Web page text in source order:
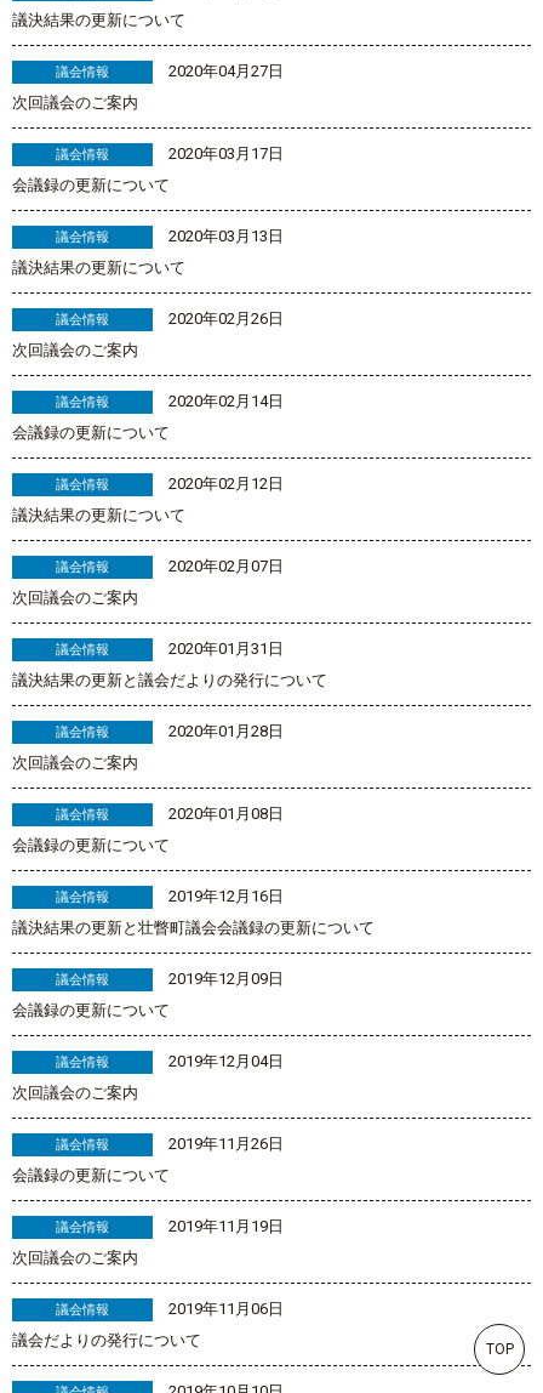
議決結果の更新について
議会情報
2020年04月27日
次回議会のご案内
議会情報
2020年03月17日
会議録の更新について
議会情報
2020年03月13日
議決結果の更新について
議会情報
2020年02月26日
次回議会のご案内
議会情報
2020年02月14日
会議録の更新について
議会情報
2020年02月12日
議決結果の更新について
議会情報
2020年02月07日
次回議会のご案内
議会情報
2020年01月31日
議決結果の更新と議会だよりの発行について
議会情報
2020年01月28日
次回議会のご案内
議会情報
2020年01月08日
会議録の更新について
議会情報
2019年12月16日
議決結果の更新と壮瞥町議会会議録の更新について
議会情報
2019年12月09日
会議録の更新について
議会情報
2019年12月04日
次回議会のご案内
議会情報
2019年11月26日
会議録の更新について
議会情報
2019年11月19日
次回議会のご案内
議会情報
2019年11月06日
議会だよりの発行について
TOP